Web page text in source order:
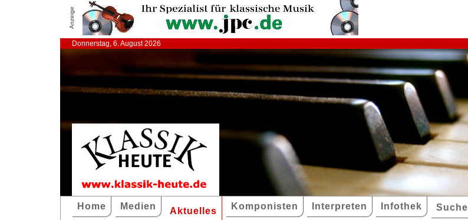
Anzeige
Donnerstag, 6. August 2026
Home Medien Aktuelles Komponisten Interpreten Infothek Suche